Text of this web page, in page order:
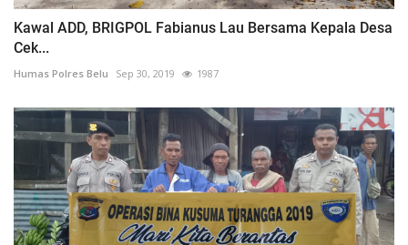
Kawal ADD, BRIGPOL Fabianus Lau Bersama Kepala Desa
Cek...
Humas Polres Belu Sep 30, 2019 1987